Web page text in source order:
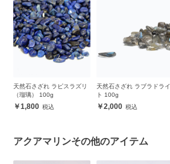
天然石さざれ ラピスラズリ
（瑠璃） 100g
1,800
天然石さざれ ラブラドライ
ト 100g
2,000
アクアマリンその他のアイテム